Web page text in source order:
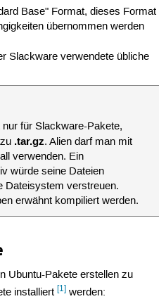
Base" Format, dieses Format
übernommen werden
Slackware verwendete übliche
für Slackware-Pakete,
.tar.gz. Alien darf man mit
verwenden. Ein
würde seine Dateien
Dateisystem verstreuen.
erwähnt kompiliert werden.
Ubuntu-Pakete erstellen zu
installiert [1]werden: